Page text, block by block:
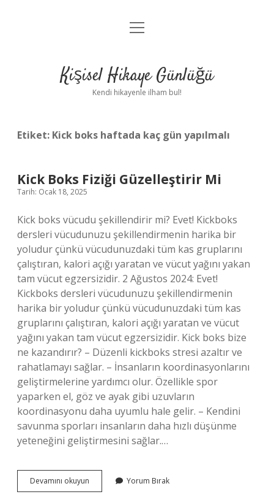
Anasayfa
Yasal Uyarı
menüyü
Kişisel Hikaye Günlüğü
Kendi hikayenle ilham bul!
Etiket: Kick boks haftada kaç gün yapılmalı
Kick Boks Fiziği Güzelleştirir Mi
Tarih: Ocak 18, 2025
Kick boks vücudu şekillendirir mi? Evet! Kickboks
dersleri vücudunuzu şekillendirmenin harika bir
yoludur çünkü vücudunuzdaki tüm kas gruplarını
çalıştıran, kalori açığı yaratan ve vücut yağını yakan
tam vücut egzersizidir. 2 Ağustos 2024: Evet!
Kickboks dersleri vücudunuzu şekillendirmenin
harika bir yoludur çünkü vücudunuzdaki tüm kas
gruplarını çalıştıran, kalori açığı yaratan ve vücut
yağını yakan tam vücut egzersizidir. Kick boks bize
ne kazandırır? – Düzenli kickboks stresi azaltır ve
rahatlamayı sağlar. – İnsanların koordinasyonlarını
geliştirmelerine yardımcı olur. Özellikle spor
yaparken el, göz ve ayak gibi uzuvların
koordinasyonu daha uyumlu hale gelir. – Kendini
savunma sporları insanların daha hızlı düşünme
yeteneğini geliştirmesini sağlar.…
Devamını okuyun
Boks
Yorum Bırak